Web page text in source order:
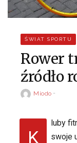
ŚWIAT SPORTU
Rower
źródło
Miodo
K
luby
swoje